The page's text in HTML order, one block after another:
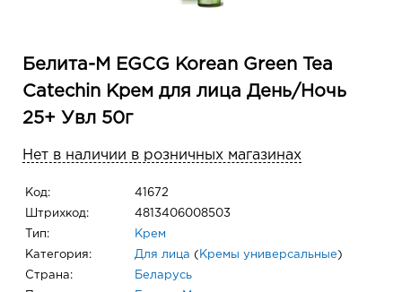
Белита-М EGCG Korean Green Tea
Catechin Крем для лица День/Ночь
25+ Увл 50г
Нет в наличии в розничных магазинах
Код: 41672
Штрихкод: 4813406008503
Тип: Крем
Категория: Для лица ( Кремы универсальные )
Страна: Беларусь